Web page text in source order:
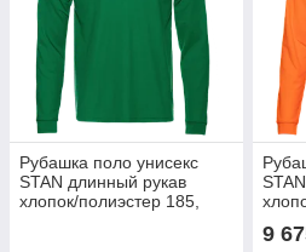
Рубашка поло унисекс
STAN длинный рукав
хлопок/полиэстер 185,
(54/
9